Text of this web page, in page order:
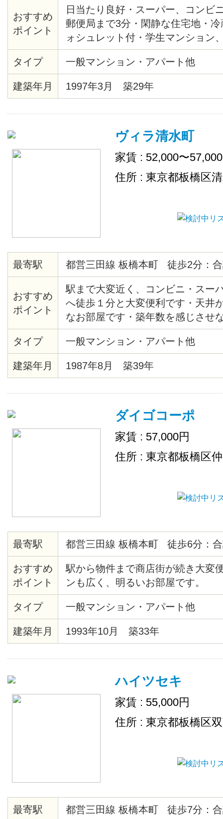
おすすめ
ポイント
日当たり良好・スーパー、コンビ
郵便局まで3分・閑静な住宅地・
ォシュレット付・学生マンション
ンタイプ
タイプ
一般マンション・アパート他
建築年月 1997年3月 築29年
ヴィラ清水町
家賃 : 52,000〜
住所 : 東京都板橋区
最寄駅 都営三田線 板橋本町 徒歩2分：
おすすめ
ポイント
駅まで大変近く、コンビニ・スー
へ徒歩１分と大変便利です・天井
なお部屋です・築年数を感じさせ
す・203号室全面リノベーション
レ/シャワーユニット新規です
タイプ 一般マンション・アパート他
建築年月 1987年8月 築39年
ダイゴコーポ
家賃 : 57,000円
住所 : 東京都板橋区
最寄駅 都営三田線 板橋本町 徒歩6分：
おすすめ
ポイント
駅から物件まで商店街が続き大変
ンも広く、明るいお部屋です。
タイプ 一般マンション・アパート他
建築年月 1993年10月 築33年
ハイツセキ
家賃 : 55,000円
住所 : 東京都板橋区
最寄駅 都営三田線 板橋本町 徒歩7分：